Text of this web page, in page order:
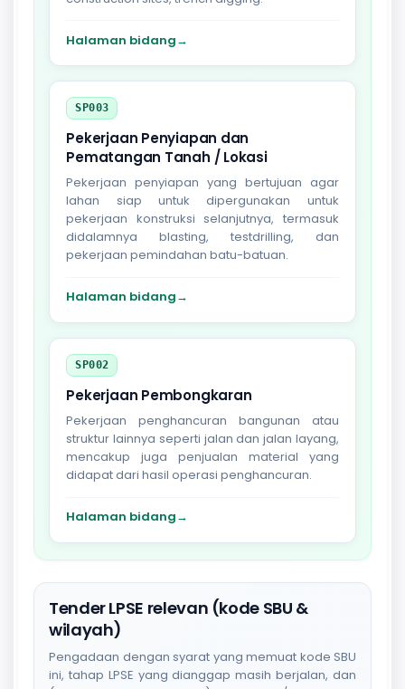
Halaman bidang→
SP003
Pekerjaan Penyiapan dan
Pematangan Tanah / Lokasi
Pekerjaan penyiapan yang bertujuan agar
lahan siap untuk dipergunakan untuk
pekerjaan konstruksi selanjutnya, termasuk
didalamnya blasting, testdrilling, dan
pekerjaan pemindahan batu-batuan.
Halaman bidang→
SP002
Pekerjaan Pembongkaran
Pekerjaan penghancuran bangunan atau
struktur lainnya seperti jalan dan jalan layang,
mencakup juga penjualan material yang
didapat dari hasil operasi penghancuran.
Halaman bidang→
Tender LPSE relevan (kode SBU &
wilayah)
Pengadaan dengan syarat yang memuat kode SBU
ini, tahap LPSE yang dianggap masih berjalan, dan